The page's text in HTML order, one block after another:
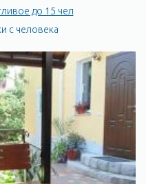
до 15 чел
с человека